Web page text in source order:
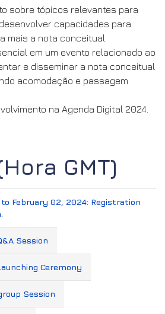
sobre tópicos relevantes para
capacidades para
mais a nota conceitual.
em um evento relacionado ao
e disseminar a nota conceitual
acomodação e passagem
na Agenda Digital 2024.
GMT)
February 02, 2024: Registration
Session
Ceremony
Session